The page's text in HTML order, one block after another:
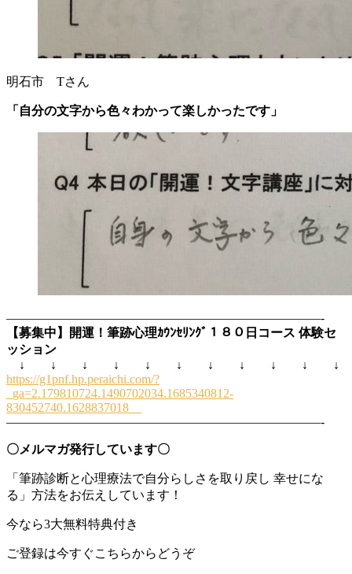
明石市 Tさん
「自分の文字から色々わかって楽しかったです」
—————————————————————————-
【募集中】開運！筆跡心理ｶｳﾝｾﾘﾝｸﾞ１８０日コース 体験セ
ッション
↓ ↓ ↓ ↓ ↓ ↓ ↓ ↓ ↓ ↓ ↓
https://g1pnf.hp.peraichi.com/?
_ga=2.179810724.1490702034.1685340812-
830452740.1628837018
—————————————————————————-
〇メルマガ発行しています〇
「筆跡診断と心理療法で自分らしさを取り戻し 幸せにな
る」方法をお伝えしています！
今なら3大無料特典付き
ご登録は今すぐこちらからどうぞ